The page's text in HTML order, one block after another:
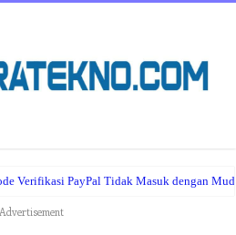
Verifikasi PayPal Tidak Masuk dengan
Advertisement